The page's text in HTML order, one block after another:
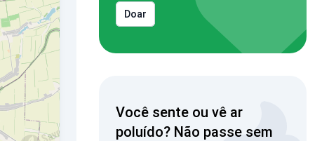
Doar
Você sente ou vê ar
poluído? Não passe sem